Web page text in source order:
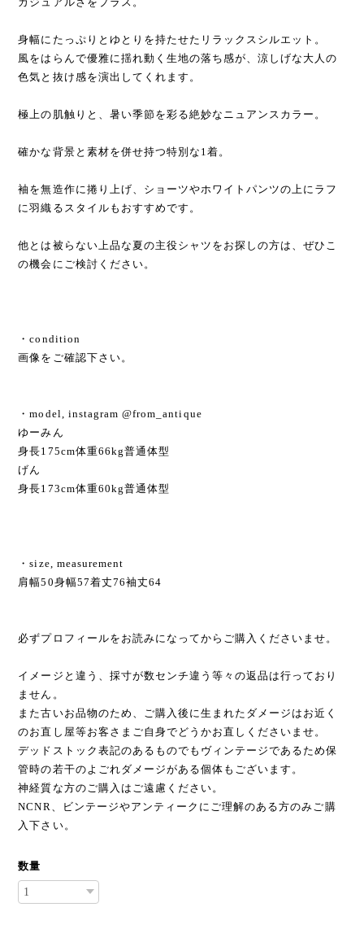
身幅にたっぷりとゆとりを持たせたリラックスシルエット。
風をはらんで優雅に揺れ動く生地の落ち感が、涼しげな大人の
色気と抜け感を演出してくれます。
極上の肌触りと、暑い季節を彩る絶妙なニュアンスカラー。
確かな背景と素材を併せ持つ特別な1着。
袖を無造作に捲り上げ、ショーツやホワイトパンツの上にラフ
に羽織るスタイルもおすすめです。
他とは被らない上品な夏の主役シャツをお探しの方は、ぜひこ
の機会にご検討ください。
・condition
画像をご確認下さい。
・model, instagram @from_antique
ゆーみん
身長175cm体重66kg普通体型
げん
身長173cm体重60kg普通体型
・size, measurement
肩幅50身幅57着丈76袖丈64
必ずプロフィールをお読みになってからご購入くださいませ。
イメージと違う、採寸が数センチ違う等々の返品は行っており
ません。
また古いお品物のため、ご購入後に生まれたダメージはお近く
のお直し屋等お客さまご自身でどうかお直しくださいませ。
デッドストック表記のあるものでもヴィンテージであるため保
管時の若干のよごれダメージがある個体もございます。
神経質な方のご購入はご遠慮ください。
NCNR、ビンテージやアンティークにご理解のある方のみご購
入下さい。
数量